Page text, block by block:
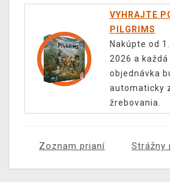
VYHRAJTE
PILGRIMS
Nakúpte od
2026 a každá
objednávka
automaticky
žrebovania.
Zoznam prianí Strážny